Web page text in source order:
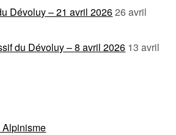
Dévoluy – 21 avril 202626 avril
du Dévoluy – 8 avril 2026 13 avril
Alpinisme